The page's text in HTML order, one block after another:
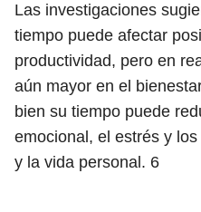
Las investigaciones
tiempo puede afectar
productividad, pero en
aún mayor en el
bien su tiempo puede
emocional, el estrés y
y la vida personal. 6